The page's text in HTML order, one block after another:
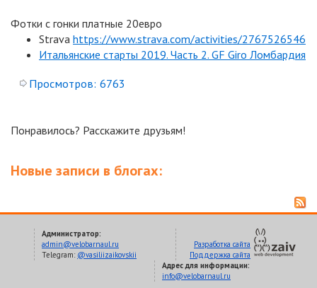
Фотки с гонки платные 20евро
Strava https://www.strava.com/activities/2767526546
Итальянские старты 2019. Часть 2. GF Giro Ломбардия
Просмотров: 6763
Понравилось? Расскажите друзьям!
Новые записи в блогах:
Разработка сайта
Поддержка сайта
Администратор:
admin@velobarnaul.ru
Telegram: @vasiliizaikovskii
Адрес для информации:
info@velobarnaul.ru